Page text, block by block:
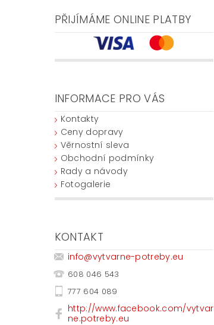
PŘIJÍMÁME ONLINE PLATBY
INFORMACE PRO VÁS
Kontakty
Ceny dopravy
Věrnostní sleva
Obchodní podmínky
Rady a návody
Fotogalerie
KONTAKT
info@vytvarne-potreby.eu
608 046 543
777 604 089
http://www.facebook.com/vytvar
ne.potreby.eu